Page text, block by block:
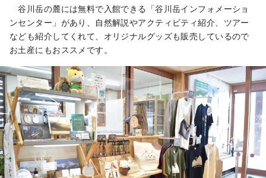
谷川岳の麓には無料で入館できる「谷川岳インフォメーショ
ンセンター」があり、自然解説やアクティビティ紹介、ツアー
なども紹介してくれて、オリジナルグッズも販売しているので
お土産にもおススメです。